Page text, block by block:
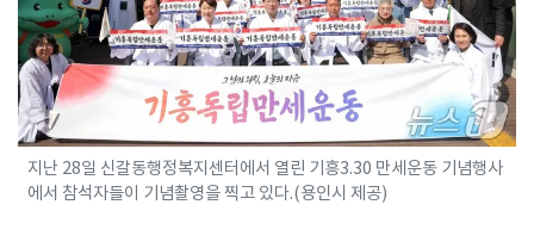
지난 28일 신갈동행정복지센터에서 열린 기흥3.30 만세운동 기념행사
에서 참석자들이 기념촬영을 찍고 있다.(용인시 제공)